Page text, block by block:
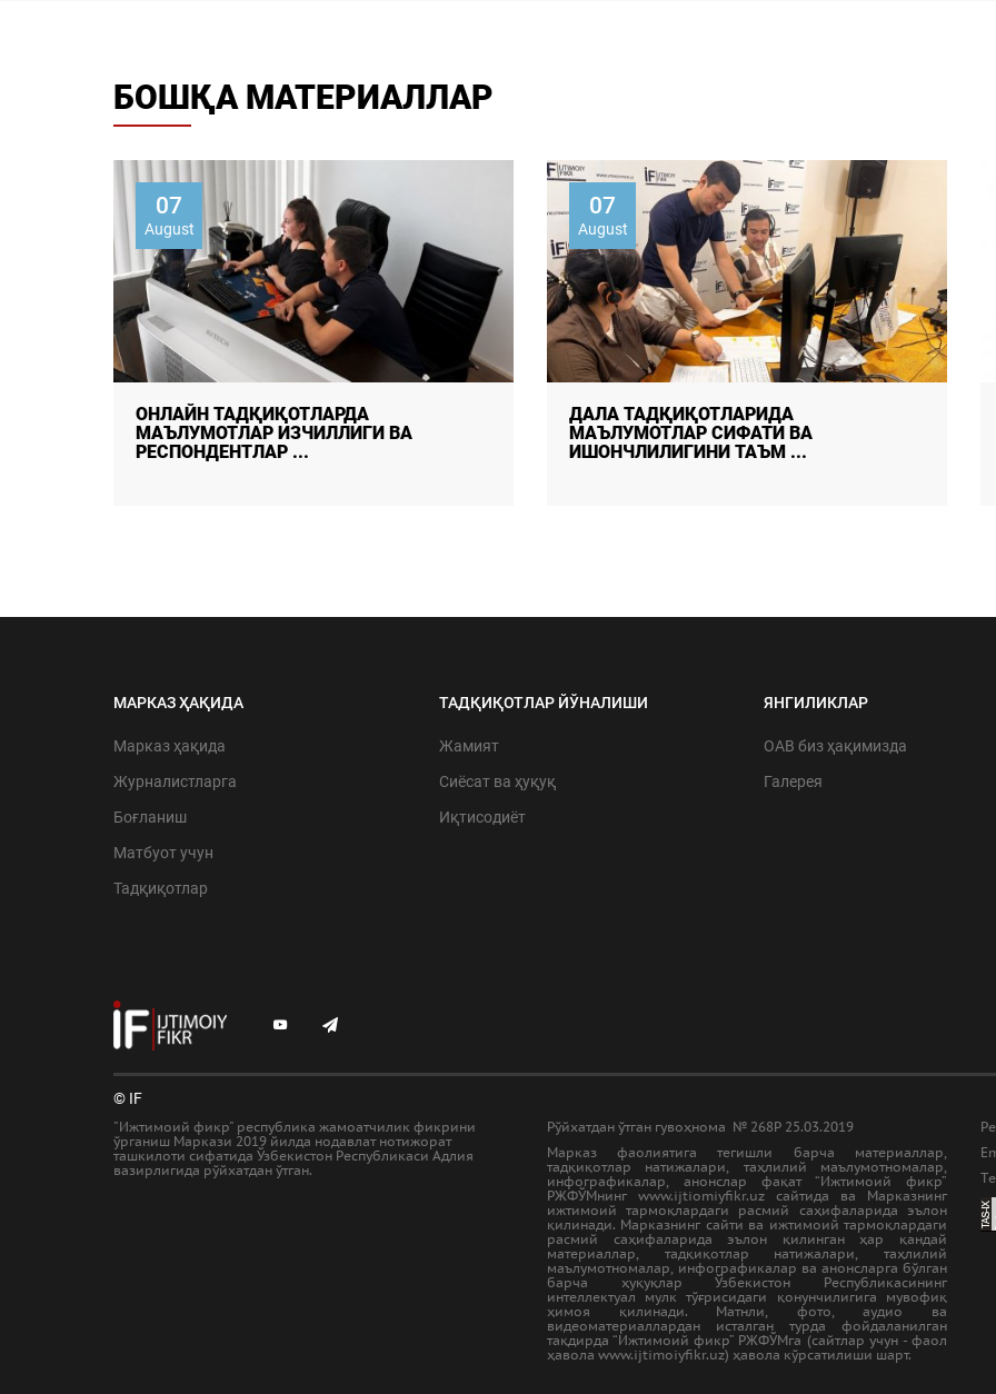
БОШҚА МАТЕРИАЛЛАР
07
August
ДАЛА ТАДҚИҚОТЛАРИДА
МАЪЛУМОТЛАР СИФАТИ ВА
ИШОНЧЛИЛИГИНИ ТАЪМ ...
05
August
ФУҚАРОЛАРНИНГ АХБОРОТ
МАНБАЛАРИГА ОИД АФЗАЛЛИКЛАРИ:
ЁШЛАР ИЖ ...
МАРКАЗ ҲАҚИДА
Марказ ҳақида
Журналистларга
Боғланиш
Матбуот учун
Тадқиқотлар
ТАДҚИҚОТЛАР ЙЎНАЛИШИ
Жамият
Сиёсат ва ҳуқуқ
Иқтисодиёт
ЯНГИЛИКЛАР
ОАВ биз ҳақимизда
Галерея
© IF
"Ижтимоий фикр" республика жамоатчилик фикрини
ўрганиш Маркази 2019 йилда нодавлат нотижорат
ташкилоти сифатида Ўзбекистон Республикаси Адлия
вазирлигида рўйхатдан ўтган.
Рўйхатдан ўтган гувоҳнома № 268Р 25.03.2019
Марказ фаолиятига тегишли барча материаллар,
тадқиқотлар натижалари, таҳлилий маълумотномалар,
инфографикалар, анонслар фақат “Ижтимоий фикр”
РЖФЎМнинг www.ijtiomiyfikr.uz сайтида ва Марказнинг
ижтимоий тармоқлардаги расмий саҳифаларида эълон
қилинади. Марказнинг сайти ва ижтимоий тармоқлардаги
расмий саҳифаларида эълон қилинган ҳар қандай
материаллар, тадқиқотлар натижалари, таҳлилий
маълумотномалар, инфографикалар ва анонсларга бўлган
барча ҳуқуқлар Ўзбекистон Республикасининг
интеллектуал мулк тўғрисидаги қонунчилигига мувофиқ
ҳимоя қилинади. Матнли, фото, аудио ва
видеоматериаллардан исталган турда фойдаланилган
тақдирда “Ижтимоий фикр” РЖФЎМга (сайтлар учун - фаол
ҳавола www.ijtimoiyfikr.uz) ҳавола кўрсатилиши шарт.